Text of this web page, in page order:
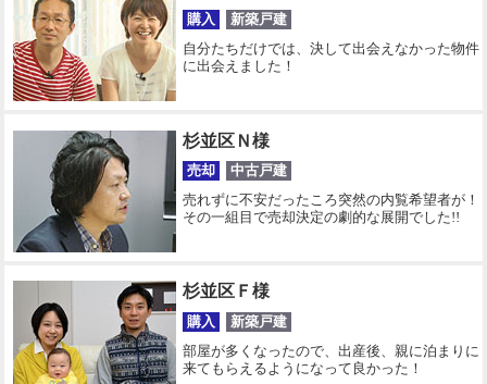
購入
新築戸建
自分たちだけでは、決して出会えなかった物件
に出会えました！
杉並区Ｎ様
売却
中古戸建
売れずに不安だったころ突然の内覧希望者が！
その一組目で売却決定の劇的な展開でした!!
杉並区Ｆ様
購入
新築戸建
部屋が多くなったので、出産後、親に泊まりに
来てもらえるようになって良かった！